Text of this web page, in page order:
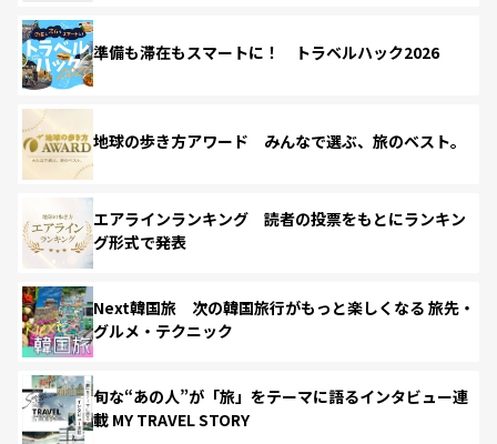
準備も滞在もスマートに！ トラベルハック2026
地球の歩き方アワード みんなで選ぶ、旅のベスト。
エアラインランキング 読者の投票をもとにランキン
グ形式で発表
Next韓国旅 次の韓国旅行がもっと楽しくなる 旅先・
グルメ・テクニック
旬な“あの人”が「旅」をテーマに語るインタビュー連
載 MY TRAVEL STORY